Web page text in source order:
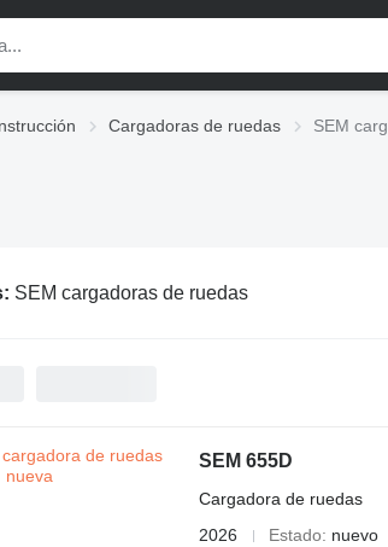
Cargadoras de ruedas SEM
SEM cargadoras de ruedas
SEM 655D
Cargadora de ruedas
2026
Estado
nuevo